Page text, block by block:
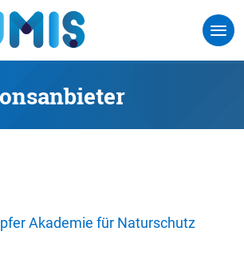
Akademie für Naturschutz